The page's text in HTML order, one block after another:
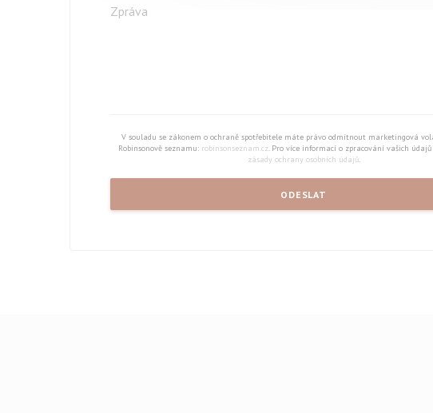
V souladu se zákonem o ochraně spotřebitele máte právo odmítnout marketingová
Robinsonově seznamu: robinsonseznam.cz. Pro více informací o zpracování vašich
zásady ochrany osobních údajů.